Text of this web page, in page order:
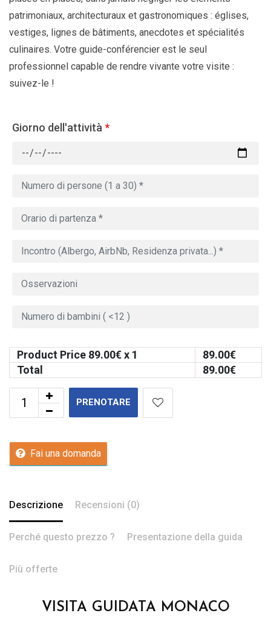
patrimoniaux, architecturaux et gastronomiques : églises,
vestiges, lignes de bâtiments, anecdotes et spécialités
culinaires. Votre guide-conférencier est le seul
professionnel capable de rendre vivante votre visite :
suivez-le !
Giorno dell'attività *
Product Price 89.00€ x 1 89.00€
Total
89.00€
PRENOTARE
Fai una domanda
Descrizione Recensioni (0)
Perché questo prezzo ? Presentazione della guida
Più offerte
VISITA GUIDATA MONACO